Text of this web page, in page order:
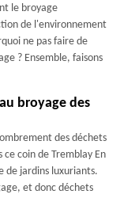
le broyage
de l'environnement
ne pas faire de
? Ensemble, faisons
broyage des
des déchets
coin de Tremblay En
de jardins luxuriants.
et donc déchets